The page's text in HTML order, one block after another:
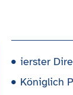
ierster
Königlich